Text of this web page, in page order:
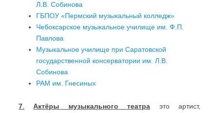
Л.В. Собинова
ГБПОУ «Пермский музыкальный колледж»
Чебоксарское музыкальное училище им. Ф.П.
Павлова
Музыкальное училище при Саратовской
государственной консерватории им. Л.В.
Собинова
РАМ им. Гнесиных
7. Актёры музыкального театра это артист,